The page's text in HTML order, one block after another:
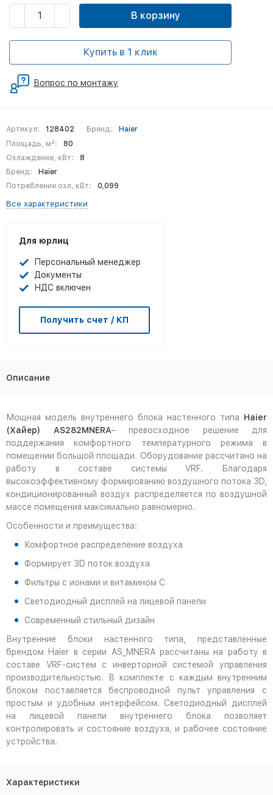
Артикул: 128402 Бренд:
Haier
Площадь, м²:
80
Охлаждение, кВт:
8
Бренд:
Haier
Потребление охл, кВт:
0,099
Все характеристики
Для юрлиц
Персональный менеджер
Документы
НДС включен
Получить счет / КП
В корзину
Купить в 1 клик
Вопрос по монтажу
Описание
Мощная модель внутреннего блока настенного типа Haier
(Хайер)
AS282MNERA– превосходное решение для
поддержания комфортного температурного режима в
помещении большой площади. Оборудование рассчитано на
работу в составе системы VRF. Благодаря
высокоэффективному формированию воздушного потока 3D,
кондиционированный воздух распределяется по воздушной
массе помещения максимально равномерно.
Особенности и преимущества:
Комфортное распределение воздуха
Формирует 3D поток воздуха
Фильтры с ионами и витамином С
Светодиодный дисплей на лицевой панели
Современный стильный дизайн
Внутренние блоки настенного типа, представленные
брендом Haier в серии AS­_MNERA рассчитаны на работу в
составе VRF-систем с инверторной системой управления
производительностью. В комплекте с каждым внутренним
блоком поставляется беспроводной пульт управления с
простым и удобным интерфейсом. Светодиодный дисплей
на лицевой панели внутреннего блока позволяет
контролировать и состояние воздуха, и рабочее состояние
устройства.
Характеристики